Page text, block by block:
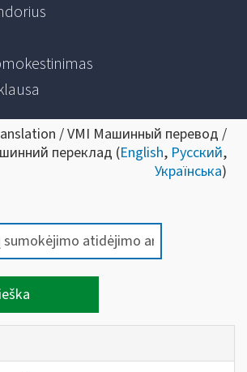
/ VMI Машинный перевод /
переклад (English, Русский,
Українська)